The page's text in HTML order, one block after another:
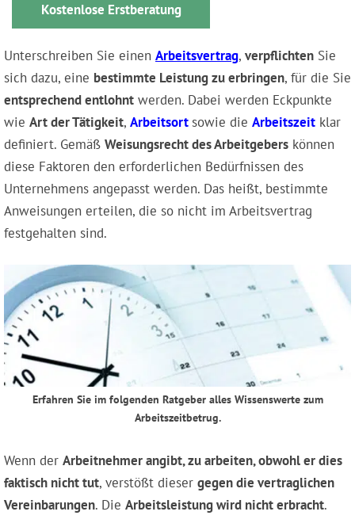
Kostenlose Erstberatung
Unterschreiben Sie einen Arbeitsvertrag, verpflichten Sie
sich dazu, eine bestimmte Leistung zu erbringen, für die Sie
entsprechend entlohnt werden. Dabei werden Eckpunkte
wie Art der Tätigkeit, Arbeitsortsowie die Arbeitszeit klar
definiert. Gemäß Weisungsrecht des Arbeitgebers können
diese Faktoren den erforderlichen Bedürfnissen des
Unternehmens angepasst werden. Das heißt, bestimmte
Anweisungen erteilen, die so nicht im Arbeitsvertrag
festgehalten sind.
Erfahren Sie im folgenden Ratgeber alles Wissenswerte zum
Arbeitszeitbetrug.
Wenn der Arbeitnehmer angibt, zu arbeiten, obwohl er dies
faktisch nicht tut, verstößt dieser gegen die vertraglichen
Vereinbarungen. Die Arbeitsleistung wird nicht erbracht.